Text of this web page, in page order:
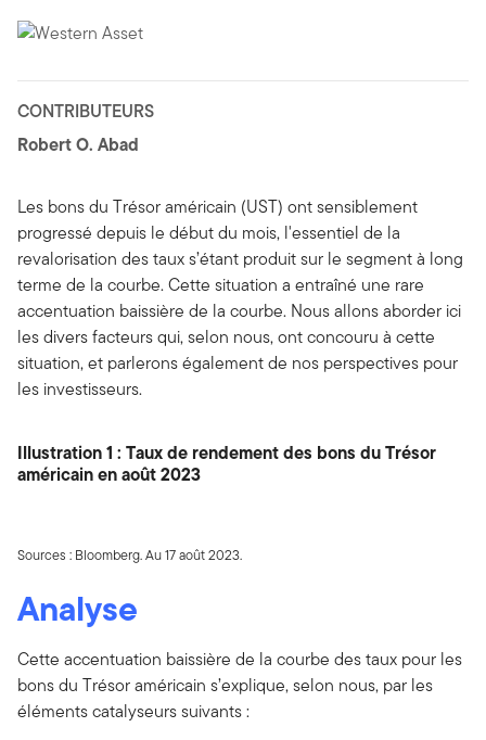
CONTRIBUTEURS
Robert O. Abad
Les bons du Trésor américain (UST) ont sensiblement
progressé depuis le début du mois, l'essentiel de la
revalorisation des taux s’étant produit sur le segment à long
terme de la courbe. Cette situation a entraîné une rare
accentuation baissière de la courbe. Nous allons aborder ici
les divers facteurs qui, selon nous, ont concouru à cette
situation, et parlerons également de nos perspectives pour
les investisseurs.
Illustration 1 : Taux de rendement des bons du Trésor
américain en août 2023
Sources : Bloomberg. Au 17 août 2023.
Analyse
Cette accentuation baissière de la courbe des taux pour les
bons du Trésor américain s’explique, selon nous, par les
éléments catalyseurs suivants :